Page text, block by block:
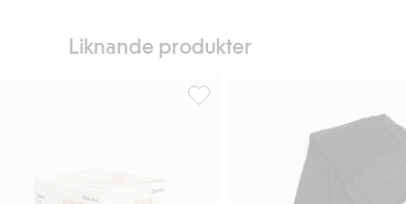
Liknande produkter
Strumpor 4-pack, Lägg till i